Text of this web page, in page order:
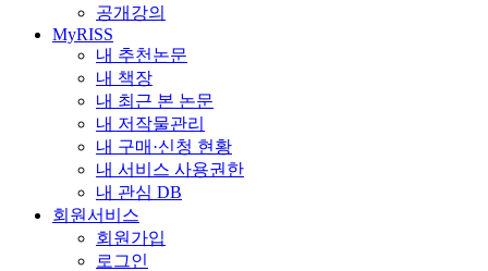
공개강의
MyRISS
내 추천논문
내 책장
내 최근 본 논문
내 저작물관리
내 구매·신청 현황
내 서비스 사용권한
내 관심 DB
회원서비스
회원가입
로그인